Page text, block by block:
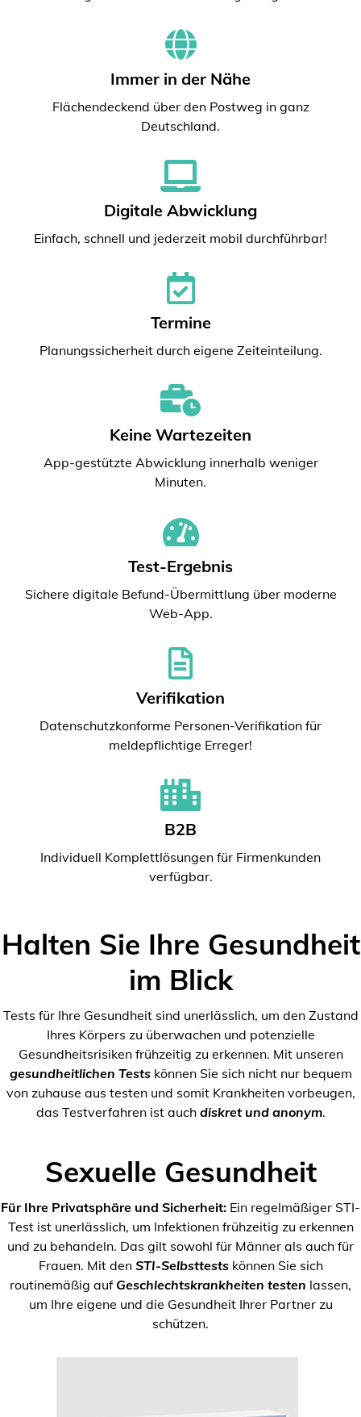
Immer in der Nähe
Flächendeckend über den Postweg in ganz
Deutschland.
Digitale Abwicklung
Einfach, schnell und jederzeit mobil durchführbar!
Termine
Planungssicherheit durch eigene Zeiteinteilung.
Keine Wartezeiten
App-gestützte Abwicklung innerhalb weniger
Minuten.
Test-Ergebnis
Sichere digitale Befund-Übermittlung über moderne
Web-App.
Verifikation
Datenschutzkonforme Personen-Verifikation für
meldepflichtige Erreger!
B2B
Individuell Komplettlösungen für Firmenkunden
verfügbar.
Halten Sie Ihre Gesundheit
im Blick
Tests für Ihre Gesundheit sind unerlässlich, um den Zustand
Ihres Körpers zu überwachen und potenzielle
Gesundheitsrisiken frühzeitig zu erkennen. Mit unseren
gesundheitlichen Testskönnen Sie sich nicht nur bequem
von zuhause aus testen und somit Krankheiten vorbeugen,
das Testverfahren ist auch diskret und anonym.
Sexuelle Gesundheit
Für Ihre Privatsphäre und Sicherheit: Ein regelmäßiger STI-
Test ist unerlässlich, um Infektionen frühzeitig zu erkennen
und zu behandeln. Das gilt sowohl für Männer als auch für
Frauen. Mit den STI-Selbsttestskönnen Sie sich
routinemäßig auf Geschlechtskrankheiten testen lassen,
um Ihre eigene und die Gesundheit Ihrer Partner zu
schützen.